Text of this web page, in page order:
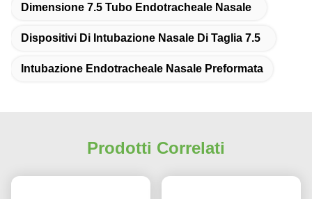
Dimensione 7.5 Tubo Endotracheale Nasale
Dispositivi Di Intubazione Nasale Di Taglia 7.5
Intubazione Endotracheale Nasale Preformata
Prodotti Correlati